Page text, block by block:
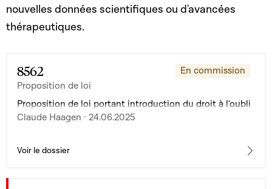
nouvelles données scientifiques ou d'avancées
thérapeutiques.
8562
Proposition de loi
En commission
Proposition de loi portant introduction du droit à l'oubli
Claude Haagen · 24.06.2025
Voir le dossier